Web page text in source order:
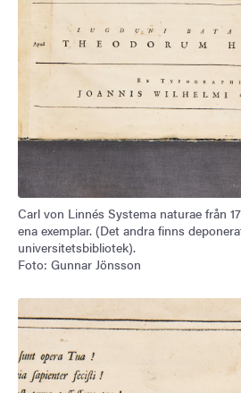
Carl von Linnés Systema naturae från
ena exemplar. (Det andra finns
universitetsbibliotek).
Foto: Gunnar Jönsson